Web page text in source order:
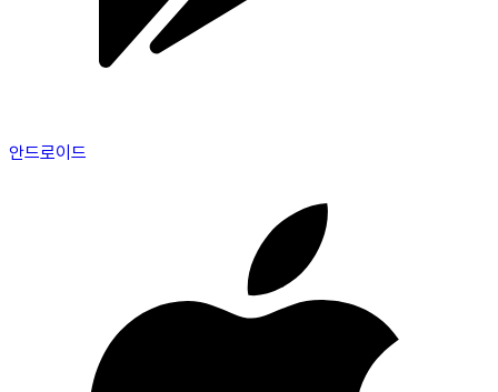
안드로이드